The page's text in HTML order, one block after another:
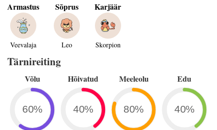
Armastus
Veevalaja
Sõprus
Leo
Karjäär
Skorpion
Tärnireiting
Võlu
60%
Hõivatud
40%
Meeleolu
80%
Edu
40%